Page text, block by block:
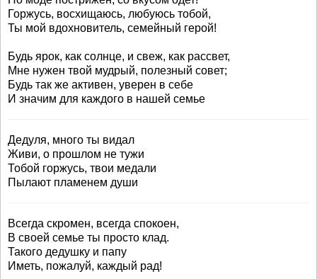
Горжусь, восхищаюсь, любуюсь тобой,
Ты мой вдохновитель, семейный герой!
Будь ярок, как солнце, и свеж, как рассвет,
Мне нужен твой мудрый, полезный совет;
Будь так же активен, уверен в себе
И значим для каждого в нашей семье
Дедуля, много ты видал
Живи, о прошлом не тужи
Тобой горжусь, твои медали
Пылают пламенем души
Всегда скромен, всегда спокоен,
В своей семье ты просто клад.
Такого дедушку и папу
Иметь, пожалуй, каждый рад!